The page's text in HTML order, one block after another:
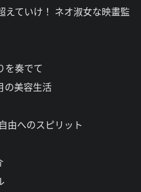
えていけ！ ネオ淑女な映畫監
を奏でて
の美容生活
由へのスピリット